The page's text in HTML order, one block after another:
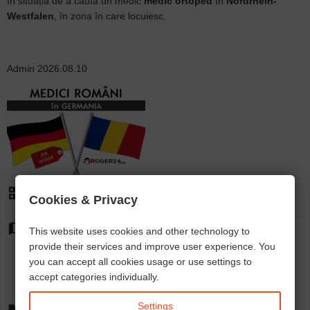
Westfalen , în zona în care locuiesc.
Admin 2026.08.10
dns
map Orașe:
Frankfurt Frankfurt am Main Wiesbaden Kassel Darmstadt Offenbach
Offenbach am Main Hanau Gießen Giessen Marburg Fulda Rüsselsheim
Bad Homburg Wetzlar Oberursel (Taunus)
Hofheim am Taunus Maintal Hessen
Cookies & Privacy
This website uses cookies and other technology to
provide their services and improve user experience. You
you can accept all cookies usage or use settings to
accept categories individually.
Settings